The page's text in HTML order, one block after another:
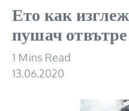
Ето как
пушач
1 Mins Read
13.06.2020